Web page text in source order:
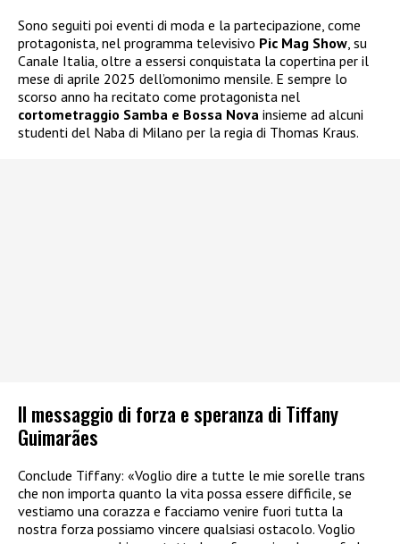
Sono seguiti poi eventi di moda e la partecipazione, come
protagonista, nel programma televisivo Pic Mag Show, su
Canale Italia, oltre a essersi conquistata la copertina per il
mese di aprile 2025 dell’omonimo mensile. E sempre lo
scorso anno ha recitato come protagonista nel
cortometraggio Samba e Bossa Nova insieme ad alcuni
studenti del Naba di Milano per la regia di Thomas Kraus.
Il messaggio di forza e speranza di Tiffany
Guimarães
Conclude Tiffany: «Voglio dire a tutte le mie sorelle trans
che non importa quanto la vita possa essere difficile, se
vestiamo una corazza e facciamo venire fuori tutta la
nostra forza possiamo vincere qualsiasi ostacolo. Voglio